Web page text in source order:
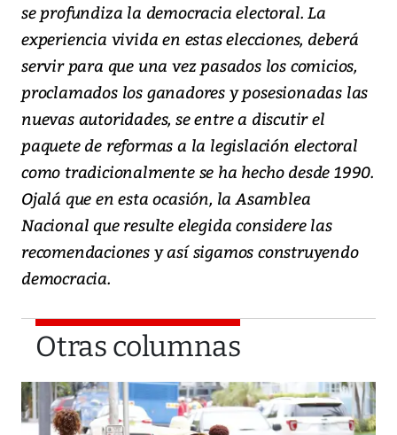
se profundiza la democracia electoral. La
experiencia vivida en estas elecciones, deberá
servir para que una vez pasados los comicios,
proclamados los ganadores y posesionadas las
nuevas autoridades, se entre a discutir el
paquete de reformas a la legislación electoral
como tradicionalmente se ha hecho desde 1990.
Ojalá que en esta ocasión, la Asamblea
Nacional que resulte elegida considere las
recomendaciones y así sigamos construyendo
democracia.
Otras columnas